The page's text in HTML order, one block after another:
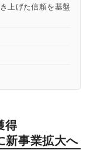
上げた信頼を基盤
得
新事業拡大へ